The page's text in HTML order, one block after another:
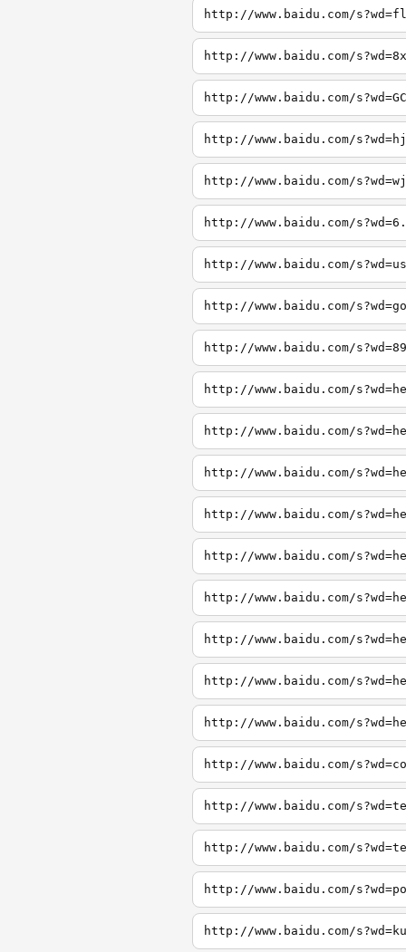
http://www.baidu.com/
http://www.baidu.com/
http://www.baidu.com/
http://www.baidu.com/
http://www.baidu.com/
http://www.baidu.com/
http://www.baidu.com/
http://www.baidu.com/
http://www.baidu.com/
http://www.baidu.com/
http://www.baidu.com/
http://www.baidu.com/
http://www.baidu.com/
http://www.baidu.com/
http://www.baidu.com/
http://www.baidu.com/
http://www.baidu.com/
http://www.baidu.com/
http://www.baidu.com/
http://www.baidu.com/
http://www.baidu.com/
http://www.baidu.com/
http://www.baidu.com/